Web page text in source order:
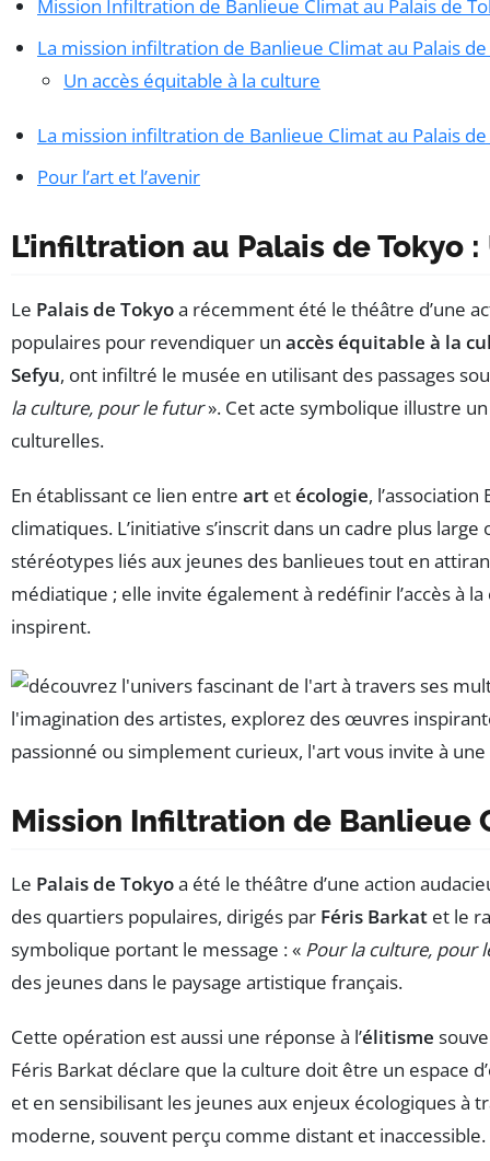
Mission Infiltration de Banlieue Climat au Palais de
La mission infiltration de Banlieue Climat au Palais
Un accès équitable à la culture
La mission infiltration de Banlieue Climat au Palais
Pour l’art et l’avenir
L’infiltration au Palais de
Le Palais de Tokyoa récemment été le théâtre d’une
populaires pour revendiquer un accès équitable à la
Sefyu, ont infiltré le musée en utilisant des passages
la culture, pour le futur». Cet acte symbolique illustre
culturelles.
En établissant ce lien entre art etécologie,
climatiques. L’initiative s’inscrit dans un cadre plus
stéréotypes liés aux jeunes des banlieues tout en
médiatique ; elle invite également à redéfinir l’accès à
inspirent.
Mission Infiltration de Banlieue
Le Palais de Tokyoa été le théâtre d’une action
des quartiers populaires, dirigés par Féris Barkat et le
symbolique portant le message : « Pour la culture, pour
des jeunes dans le paysage artistique français.
Cette opération est aussi une réponse à l’élitisme
Féris Barkat déclare que la culture doit être un espace
et en sensibilisant les jeunes aux enjeux écologiques à
moderne, souvent perçu comme distant et